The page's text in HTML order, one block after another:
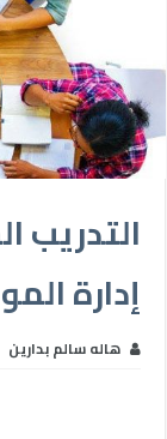
التدريب
إدارة
هاله سالم بدارين